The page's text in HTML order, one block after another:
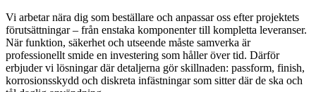
Vi arbetar nära dig som beställare och anpassar oss efter projektets
förutsättningar – från enstaka komponenter till kompletta leveranser.
När funktion, säkerhet och utseende måste samverka är
professionellt smide en investering som håller över tid. Därför
erbjuder vi lösningar där detaljerna gör skillnaden: passform, finish,
korrosionsskydd och diskreta infästningar som sitter där de ska och